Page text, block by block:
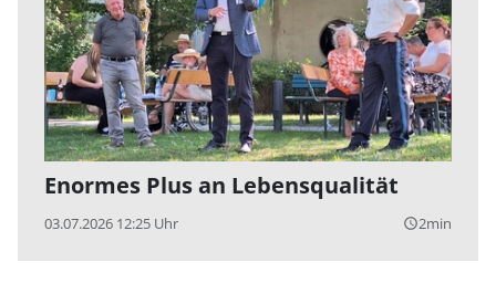
Enormes Plus an Lebensqualität
03.07.2026 12:25 Uhr query_builder2min